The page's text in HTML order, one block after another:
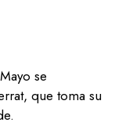
se
que toma su